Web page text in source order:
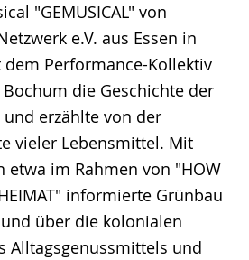
"GEMUSICAL" von
e.V. aus Essen in
Performance-Kollektiv
die Geschichte der
erzählte von der
vieler Lebensmittel. Mit
etwa im Rahmen von "HOW
informierte Grünbau
über die kolonialen
Alltagsgenussmittels und